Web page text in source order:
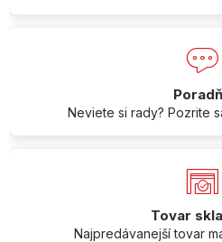
Neviete si rady? Pozrite
Tovar
Najpredávanejší tovar